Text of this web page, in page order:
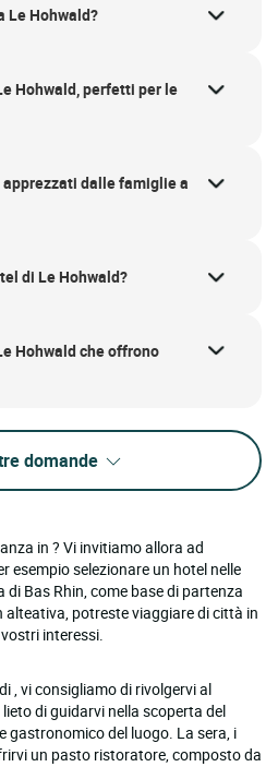
Le Hohwald?
Hohwald, perfetti per le
dalle famiglie a
di Le Hohwald?
Hohwald che offrono
domande
in ? Vi invitiamo allora ad
esempio selezionare un hotel nelle
Bas Rhin, come base di partenza
alteativa, potreste viaggiare di città in
interessi.
, vi consigliamo di rivolgervi al
di guidarvi nella scoperta del
gastronomico del luogo. La sera, i
un pasto ristoratore, composto da